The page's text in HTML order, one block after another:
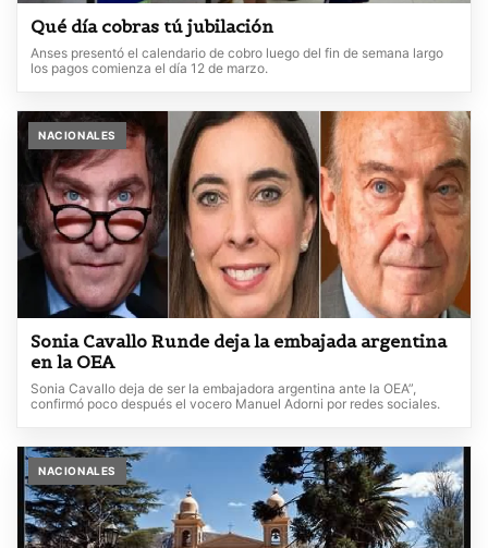
Qué día cobras tú jubilación
Anses presentó el calendario de cobro luego del fin de semana largo
los pagos comienza el día 12 de marzo.
NACIONALES
Sonia Cavallo Runde deja la embajada argentina
en la OEA
Sonia Cavallo deja de ser la embajadora argentina ante la OEA”,
confirmó poco después el vocero Manuel Adorni por redes sociales.
NACIONALES